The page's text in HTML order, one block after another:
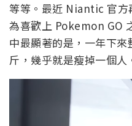
等等。最近 Niantic 官方
為喜歡上 Pokemon GO
中最顯著的是，一年下
斤，幾乎就是瘦掉一個人